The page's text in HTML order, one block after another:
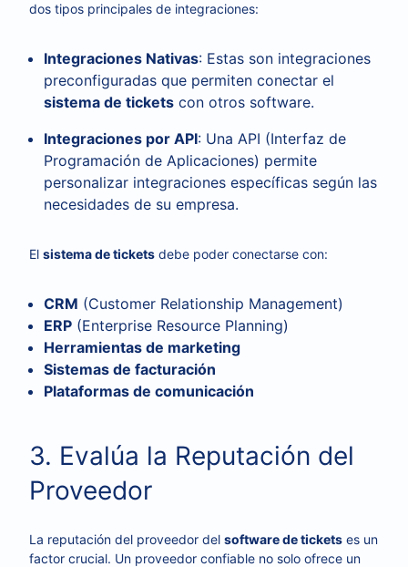
dos tipos principales de integraciones:
Integraciones Nativas: Estas son integraciones
preconfiguradas que permiten conectar el
sistema de tickets con otros software.
Integraciones por API: Una API (Interfaz de
Programación de Aplicaciones) permite
personalizar integraciones específicas según las
necesidades de su empresa.
El sistema de tickets debe poder conectarse con:
CRM (Customer Relationship Management)
ERP (Enterprise Resource Planning)
Herramientas de marketing
Sistemas de facturación
Plataformas de comunicación
3. Evalúa la Reputación del
Proveedor
La reputación del proveedor del software de tickets es un
factor crucial. Un proveedor confiable no solo ofrece un